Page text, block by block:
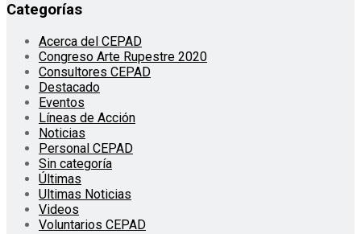
Categorías
Acerca del CEPAD
Congreso Arte Rupestre 2020
Consultores CEPAD
Destacado
Eventos
Líneas de Acción
Noticias
Personal CEPAD
Sin categoría
Últimas
Ultimas Noticias
Videos
Voluntarios CEPAD